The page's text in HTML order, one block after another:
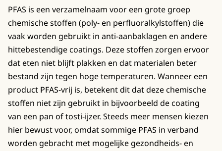
PFAS is een verzamelnaam voor een grote groep
chemische stoffen (poly- en perfluoralkylstoffen) die
vaak worden gebruikt in anti-aanbaklagen en andere
hittebestendige coatings. Deze stoffen zorgen ervoor
dat eten niet blijft plakken en dat materialen beter
bestand zijn tegen hoge temperaturen. Wanneer een
product PFAS-vrij is, betekent dit dat deze chemische
stoffen niet zijn gebruikt in bijvoorbeeld de coating
van een pan of tosti-ijzer. Steeds meer mensen kiezen
hier bewust voor, omdat sommige PFAS in verband
worden gebracht met mogelijke gezondheids- en